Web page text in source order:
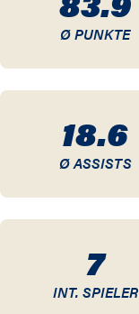
03 / 04
02 / 03
01 / 02
00 / 01
99 / 00
Ø PUNKTE
18.6
Ø ASSISTS
7
INT. SPIELER